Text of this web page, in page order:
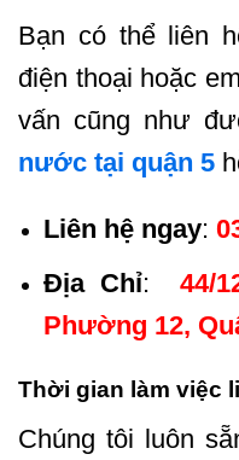
Bạn có thể liên
điện thoại hoặc
vấn cũng như
nước tại quận 5
Liên hệ ngay:
Địa Chỉ:
44/
Phường 12,
Thời gian làm việc
Chúng tôi luôn